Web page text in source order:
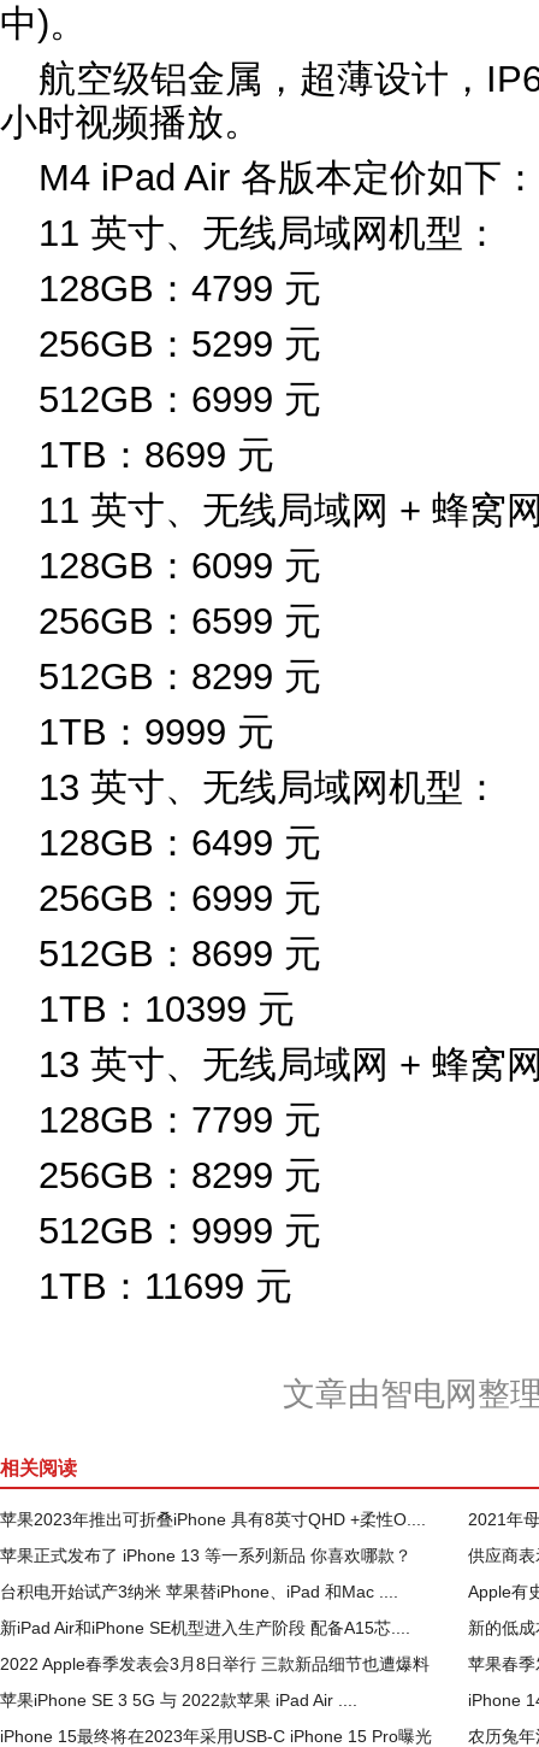
中)。
航空级铝金属，超薄设计，
小时视频播放。
M4 iPad Air 各版本定价如下：
11 英寸、无线局域网机型：
128GB：4799 元
256GB：5299 元
512GB：6999 元
1TB：8699 元
11 英寸、无线局域网 + 蜂窝
128GB：6099 元
256GB：6599 元
512GB：8299 元
1TB：9999 元
13 英寸、无线局域网机型：
128GB：6499 元
256GB：6999 元
512GB：8699 元
1TB：10399 元
13 英寸、无线局域网 + 蜂窝
128GB：7799 元
256GB：8299 元
512GB：9999 元
1TB：11699 元
文章由智电网整
相关阅读
苹果2023年推出可折叠iPhone 具有8英寸QHD +柔性O....
2021年
苹果正式发布了 iPhone 13 等一系列新品 你喜欢哪款？
供应商
台积电开始试产3纳米 苹果替iPhone、iPad 和Mac ....
Apple有
新iPad Air和iPhone SE机型进入生产阶段 配备A15芯....
新的低
2022 Apple春季发表会3月8日举行 三款新品细节也遭爆料
苹果春
苹果iPhone SE 3 5G 与 2022款苹果 iPad Air ....
iPhone
iPhone 15最终将在2023年采用USB-C iPhone 15 Pro曝光
农历兔